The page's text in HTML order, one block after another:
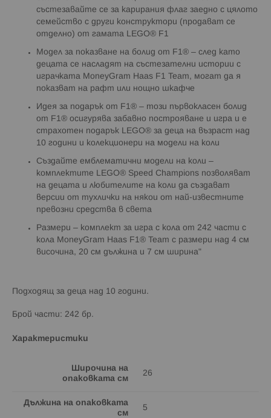
състезавайте се за карирания флаг заедно с цялото
семейство с други конструктори (продават се
отделно) от гамата LEGO® F1
Модел за показване на болид от F1® – след като
децата се насладят на състезателни истории с
играчката MoneyGram Haas F1 Team, могат да я
показват на рафт или нощно шкафче
Идея за подарък от F1® – този първокласен болид
от F1® осигурява забавно построяване и игра и е
страхотен подарък LEGO® за деца на възраст над
10 години и колекционери на модели на коли
Създайте емблематични модели на коли –
комплектите LEGO® Speed Champions позволяват
на децата и любителите на коли да създават
версии от тухлички на някои от най-известните
превозни средства в света
Размери – комплект за игра с кола от 242 части с
кола MoneyGram Haas F1® Team с размери над 4 см
височина, 20 см дължина и 7 см ширина"
Подходящ за деца над 10 години.
Брой части: 242 бр.
Характеристики
Широчина на
опаковката см
26
Дължина на опаковката
см
5